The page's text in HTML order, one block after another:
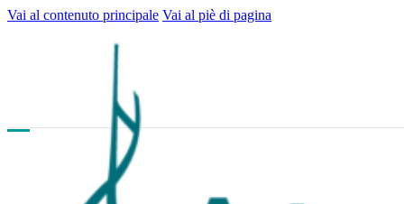
Vai al contenuto principale Vai al piè di pagina
Tipo di comunicato: